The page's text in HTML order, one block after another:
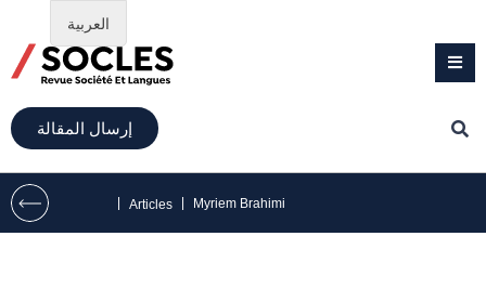
إرسال المقالة
Articles Myriem Brahimi
العربية